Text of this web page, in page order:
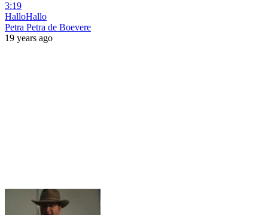
3:19
HalloHallo
Petra Petra de Boevere
19 years ago